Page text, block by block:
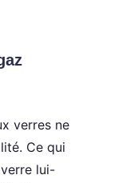
verres ne
Ce qui
lui-